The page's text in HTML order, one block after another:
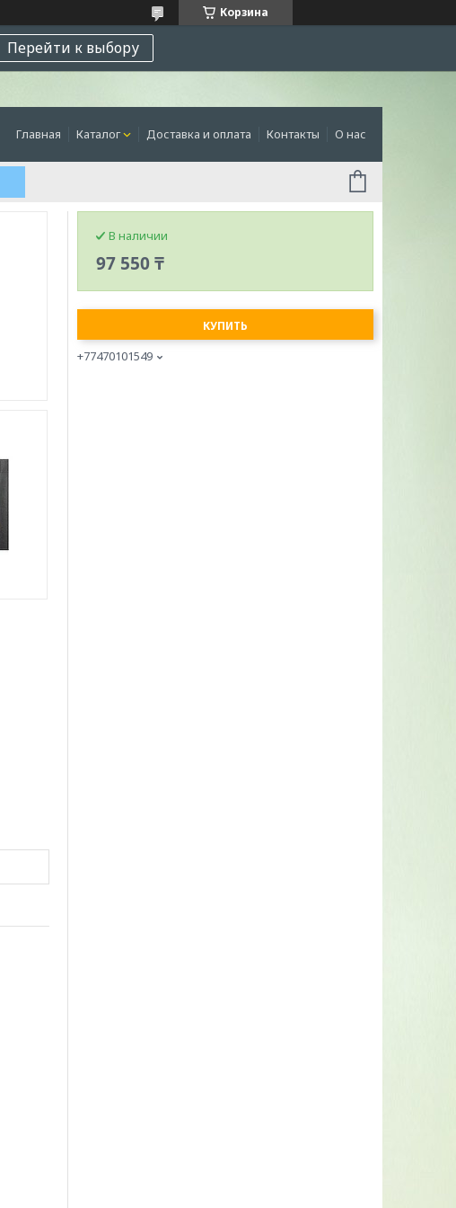
Корзина
Перейти к выбору
Главная Каталог Доставка и оплата Контакты О нас
В наличии
97 550 ₸
КУПИТЬ
+77470101549